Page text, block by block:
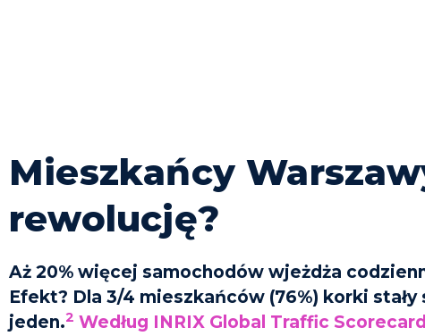
Mieszkańcy
rewolucję?
Aż 20% więcej samochodów wjeżdża
Efekt? Dla 3/4 mieszkańców (76%) korki
jeden.2 Według INRIX Global Traffic Scorecard